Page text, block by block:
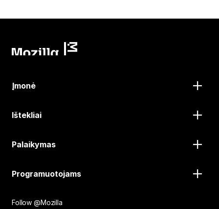
Įmonė
Ištekliai
Palaikymas
Programuotojams
Follow @Mozilla